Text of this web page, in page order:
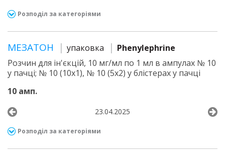
Розподіл за категоріями
МЕЗАТОН упаковка
Phenylephrine
Розчин для ін'єкцій, 10 мг/мл по 1 мл в ампулах № 10
у пачці; № 10 (10х1), № 10 (5х2) у блістерах у пачці
10 амп.
23.04.2025
Розподіл за категоріями